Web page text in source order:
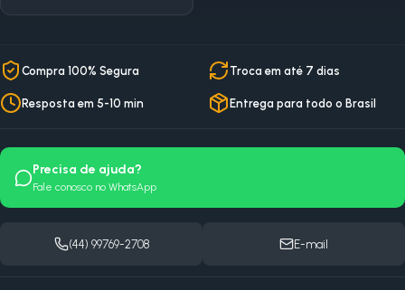
Compra 100% Segura Troca em até 7 dias
Resposta em 5-10 min Entrega para todo o Brasil
Precisa de ajuda?
Fale conosco no WhatsApp
(44) 99769-2708 E-mail